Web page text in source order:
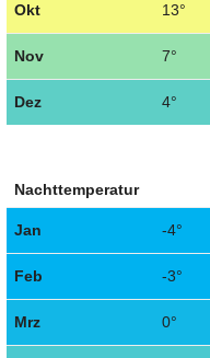
Okt 13°
Nov 7°
Dez 4°
Nachttemperatur
Jan -4°
Feb -3°
Mrz 0°